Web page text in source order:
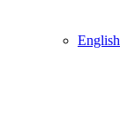
English